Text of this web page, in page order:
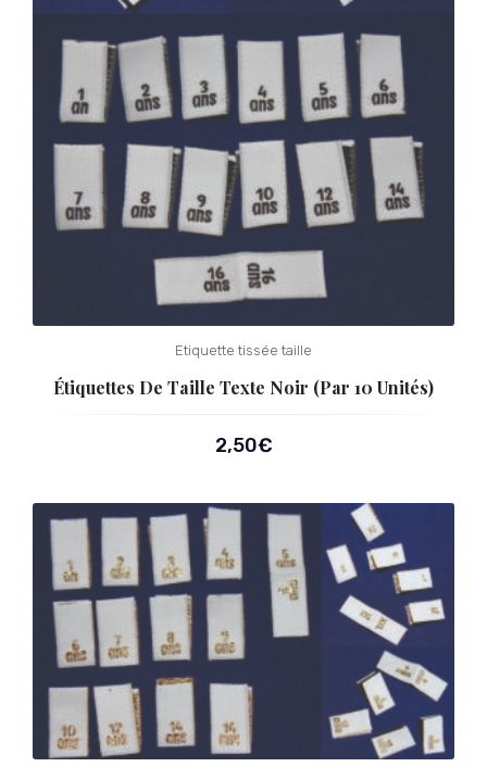
Etiquette tissée taille
Étiquettes De Taille Texte Noir (par 10 Unités)
2,50€